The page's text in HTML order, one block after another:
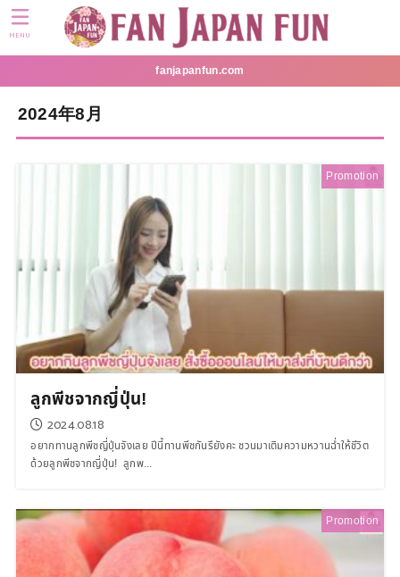
MENU
fanjapanfun.com
2024年8月
Promotion
ลูกพีชจากญี่ปุ่น!
2024.08.18
อยากทานลูกพีชญี่ปุ่นจังเลย ปีนี้ทานพีชกันรึยังคะ ชวนมาเติมความหวานฉ่ำให้ชีวิต
ด้วยลูกพีชจากญี่ปุ่น! ลูกพ...
Promotion